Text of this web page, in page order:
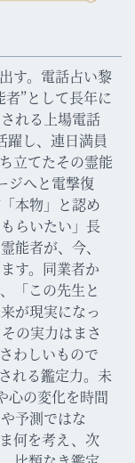
す。電話占い黎
”として長年に
れる上場電話
躍し、連日満員
立てたその霊能
ジへと電撃復
本物」と認め
らいたい」長
能者が、今、
す。同業者か
「この先生と
が現実になっ
の実力はまさ
わしいもので
れる鑑定力。未
心の変化を時間
予測ではな
何を考え、次